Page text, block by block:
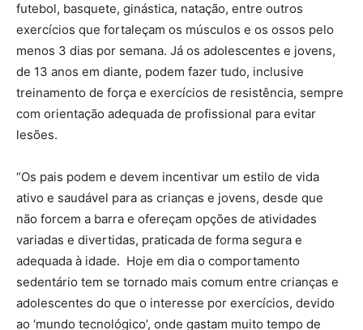
futebol, basquete, ginástica, natação, entre outros
exercícios que fortaleçam os músculos e os ossos pelo
menos 3 dias por semana. Já os adolescentes e jovens,
de 13 anos em diante, podem fazer tudo, inclusive
treinamento de força e exercícios de resistência, sempre
com orientação adequada de profissional para evitar
lesões.
“Os pais podem e devem incentivar um estilo de vida
ativo e saudável para as crianças e jovens, desde que
não forcem a barra e ofereçam opções de atividades
variadas e divertidas, praticada de forma segura e
adequada à idade. Hoje em dia o comportamento
sedentário tem se tornado mais comum entre crianças e
adolescentes do que o interesse por exercícios, devido
ao ‘mundo tecnológico’, onde gastam muito tempo de